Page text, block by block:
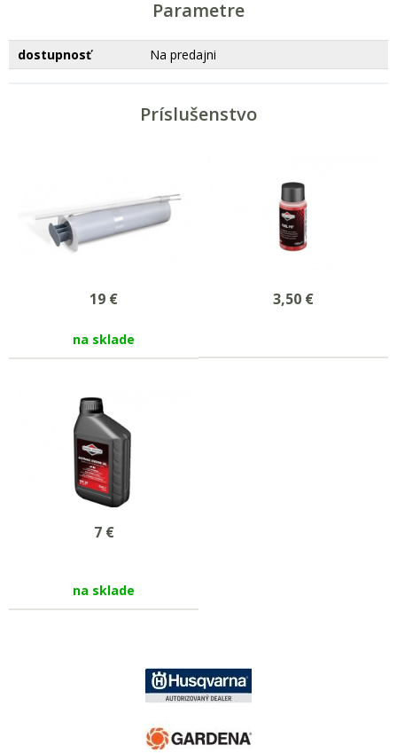
Parametre
dostupnosť Na predajni
Príslušenstvo
19 €
na sklade
3,50 €
7 €
na sklade